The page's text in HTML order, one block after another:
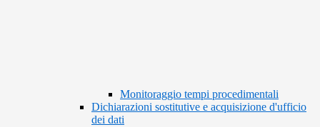
Monitoraggio tempi procedimentali
Dichiarazioni sostitutive e acquisizione d'ufficio
dei dati